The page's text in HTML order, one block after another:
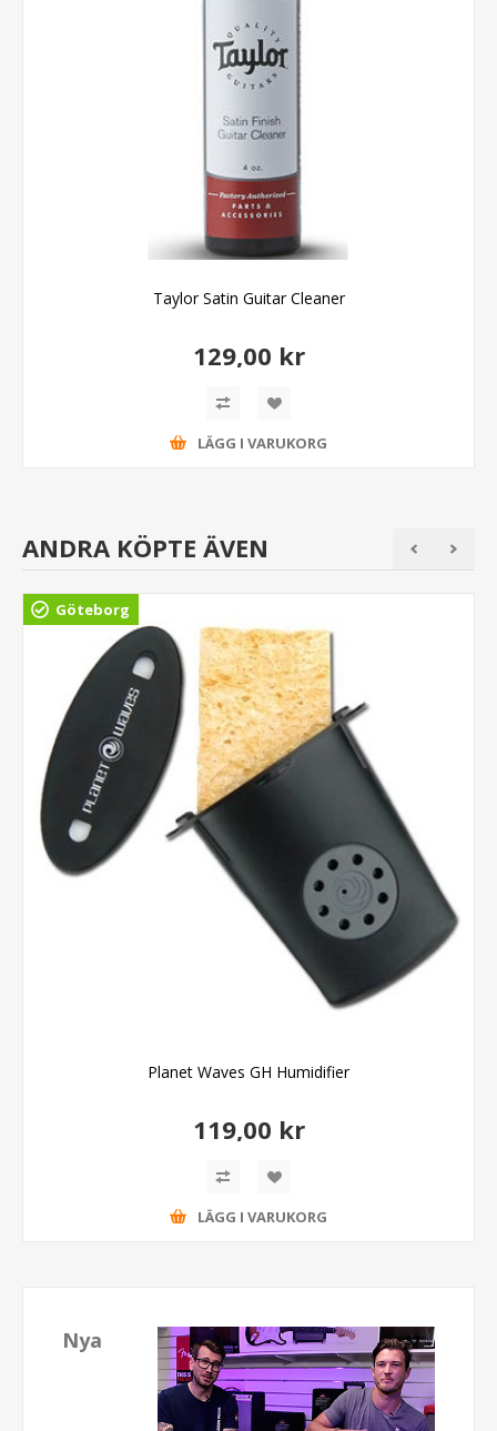
Taylor Satin Guitar Cleaner
129,00 kr
LÄGG I VARUKORG
ANDRA KÖPTE ÄVEN
Göteborg
Planet Waves GH Humidifier
119,00 kr
LÄGG I VARUKORG
Nya